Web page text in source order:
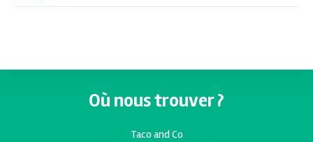
Où nous trouver ?
Taco and Co